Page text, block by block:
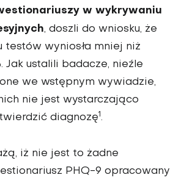
w wykrywaniu
, doszli do wniosku, że
testów wyniosła mniej niż
Jak ustalili badacze, nieźle
we wstępnym wywiadzie,
nie jest wystarczająco
diagnozę1.
iż nie jest to żadne
PHQ-9 opracowany